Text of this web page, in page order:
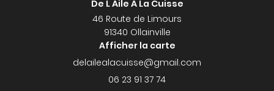
De L Aile A La Cuisse
46 Route de Limours
91340 Ollainville
Afficher la carte
06 23 91 37 74